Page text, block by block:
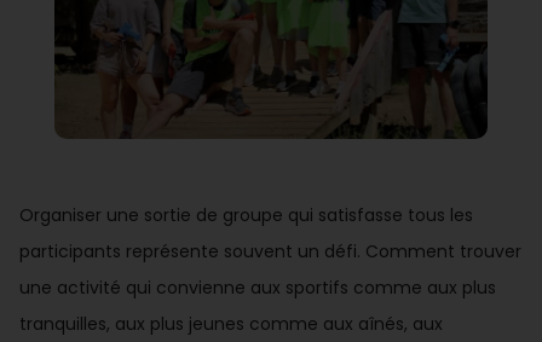
Organiser une sortie de groupe qui satisfasse tous les
participants représente souvent un défi. Comment trouver
une activité qui convienne aux sportifs comme aux plus
tranquilles, aux plus jeunes comme aux aînés, aux